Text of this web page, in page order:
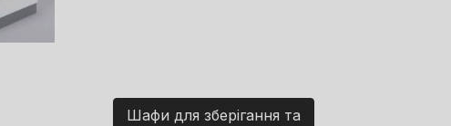
Шафи для зберігання та